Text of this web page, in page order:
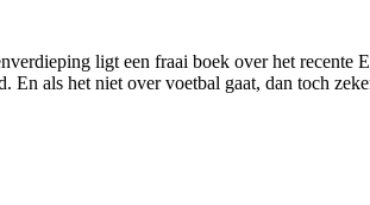
ligt een fraai boek over het recente
En als het niet over voetbal gaat, dan toch